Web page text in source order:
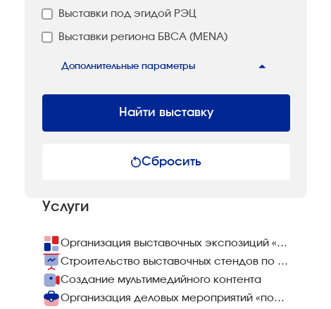
Выставки под эгидой РЭЦ
Выставки региона БВСА (MENA)
Дополнительные параметры
Найти выставку
Сбросить
Услуги
Организация выставочных экспозиций «под ключ»
Строительство выставочных стендов по всему миру
Создание мультимедийного контента
Организация деловых мероприятий «под ключ»